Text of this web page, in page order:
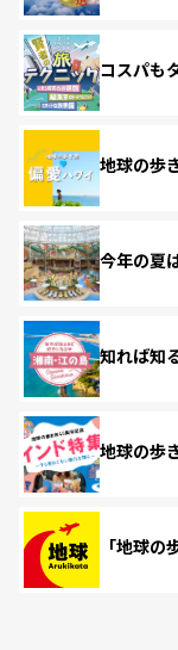
コスパも
地球の歩
今年の夏
知れば知
地球の歩
「地球